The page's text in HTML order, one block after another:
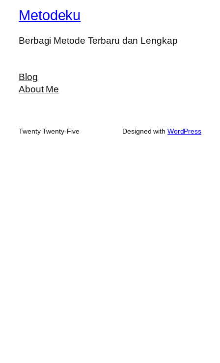
Metodeku
Berbagi Metode Terbaru dan Lengkap
Blog
About Me
Twenty Twenty-Five Designed with WordPress